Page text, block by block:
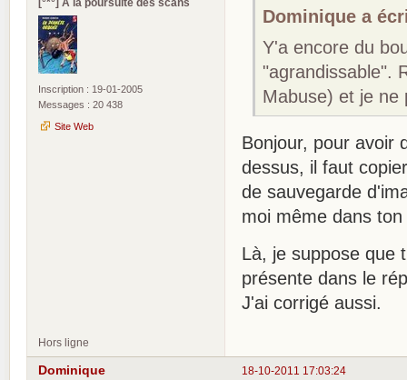
Inscription : 19-01-2005
Messages : 20 438
Site Web
Dominique a
Y'a encore du
"agrandissable".
Mabuse) et je ne
Bonjour, pour avoir
dessus, il faut
de sauvegarde
moi même dans
Là, je suppose que
présente dans le
J'ai corrigé aussi.
Hors ligne
18-10-2011 17:03:24
Dominique